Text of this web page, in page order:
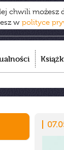
chwili
w polityce